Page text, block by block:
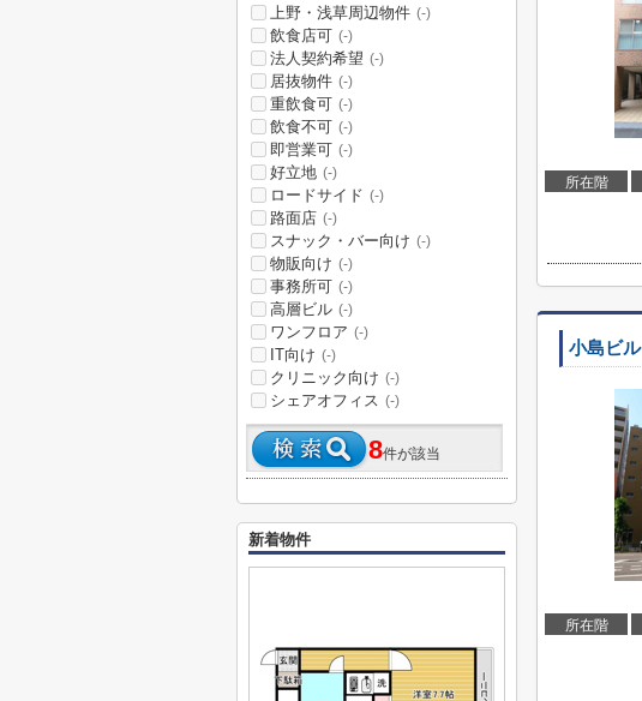
所在階
小島ビル
所在階
上野・浅草周辺物件 (-)
飲食店可 (-)
法人契約希望 (-)
居抜物件 (-)
重飲食可 (-)
飲食不可 (-)
即営業可 (-)
好立地 (-)
ロードサイド (-)
路面店 (-)
スナック・バー向け (-)
物販向け (-)
事務所可 (-)
高層ビル (-)
ワンフロア (-)
IT向け (-)
クリニック向け (-)
シェアオフィス (-)
8件が該当
新着物件